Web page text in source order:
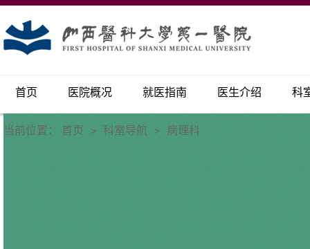
首页 医院概况 就医指南 医生介绍 科
当前位置： 首页 > 科室导航 > 病理科